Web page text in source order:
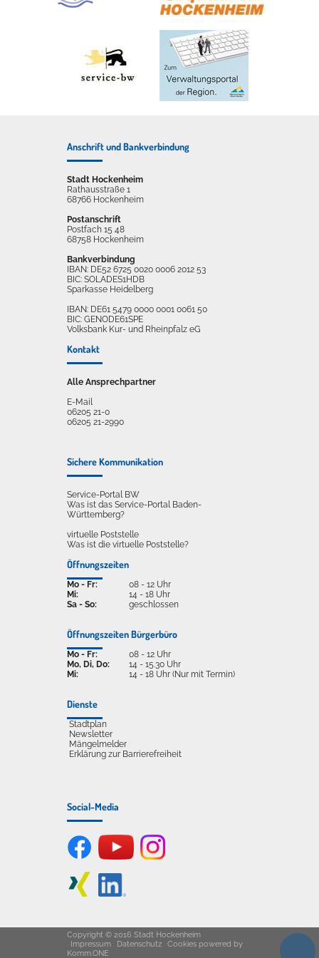
Anschrift und Bankverbindung
Stadt Hockenheim
Rathausstraße 1
68766 Hockenheim
Postanschrift
Postfach 15 48
68758 Hockenheim
Bankverbindung
IBAN: DE52 6725 0020 0006 2012 53
BIC: SOLADES1HDB
Sparkasse Heidelberg
IBAN: DE61 5479 0000 0001 0061 50
BIC: GENODE61SPE
Volksbank Kur- und Rheinpfalz eG
Kontakt
Alle Ansprechpartner
E-Mail
06205 21-0
06205 21-2990
Sichere Kommunikation
Service-Portal BW
Was ist das Service-Portal Baden-
Württemberg?
virtuelle Poststelle
Was ist die virtuelle Poststelle?
Öffnungszeiten
Mo - Fr:
Mi:
Sa - So:
08 - 12 Uhr
14 - 18 Uhr
geschlossen
Öffnungszeiten Bürgerbüro
Mo - Fr:
Mo, Di, Do:
Mi:
08 - 12 Uhr
14 - 15.30 Uhr
14 - 18 Uhr (Nur mit Termin)
Dienste
Stadtplan
Newsletter
Mängelmelder
Erklärung zur Barrierefreiheit
Social-Media
Copyright © 2016 Stadt Hockenheim
Impressum
Datenschutz Cookies powered by
Komm.ONE